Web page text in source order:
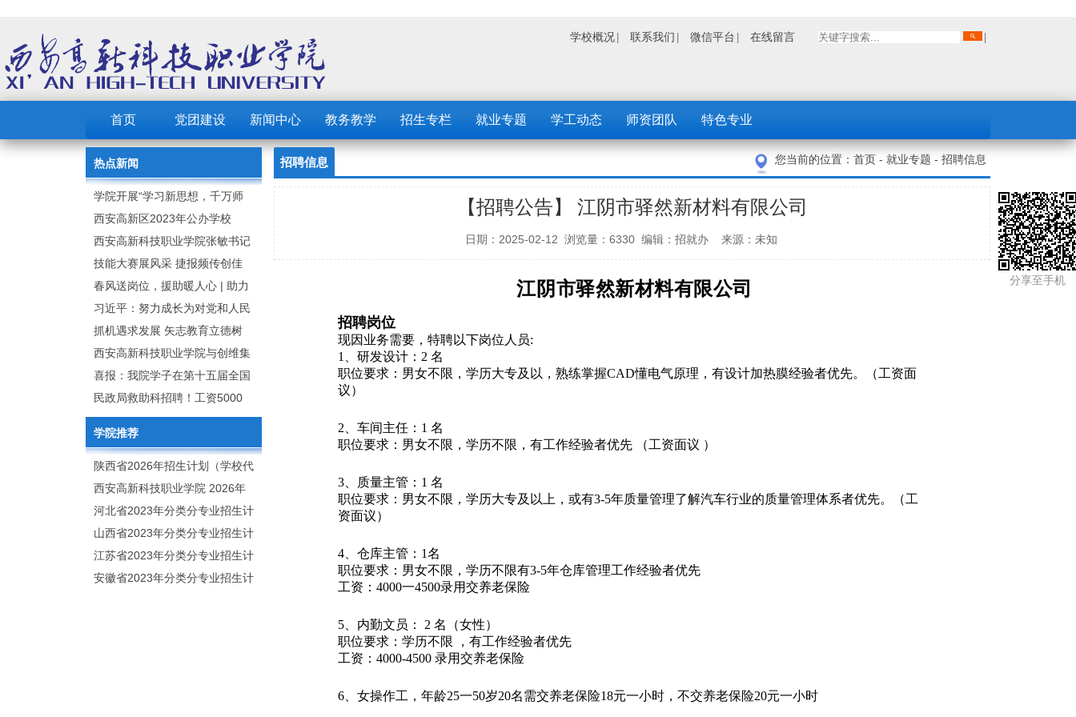
学校概况 联系我们 微信平台 在线留言
首页 党团建设 新闻中心 教务教学 招生专栏 就业专题 学工动态 师资团队 特色专业
热点新闻
学院开展“学习新思想，千万师
生同上一堂课”活动
西安高新区2023年公办学校
（园） 公开招聘教职工公告
西安高新科技职业学院张敏书记
为全院师生党员上党课
技能大赛展风采 捷报频传创佳
绩：西安高新科技职业学院师生
在2023年陕西省职业技能大赛中
取佳绩
春风送岗位，援助暖人心 | 助力
毕业生求职就业
习近平：努力成长为对党和人民
忠诚可靠、堪当时代重任的栋梁
之才
抓机遇求发展 矢志教育立德树
人：西安高新科技职业学院召开
2020年年终总结暨表彰网络视频
会
西安高新科技职业学院与创维集
团举行校企合作签约仪式
喜报：我院学子在第十五届全国
大学生广告艺术大赛（大广
赛）、第十一届未来设计师.高校
数字艺术设计大赛（NCDA）国
赛中喜获佳绩
民政局救助科招聘！工资5000
元/月
学院推荐
陕西省2026年招生计划（学校代
码：8103）
西安高新科技职业学院 2026年
招生章程
河北省2023年分类分专业招生计
划（院校代号：1889）
山西省2023年分类分专业招生计
划（院校代号：5560）
江苏省2023年分类分专业招生计
划（院校代号：8931）
安徽省2023年分类分专业招生计
招聘信息 您当前的位置： 首页 - 就业专题 - 招聘信息
分享至手机
【招聘公告】 江阴市驿然新材料有限公司
日期：2025-02-12 浏览量：6330 编辑：招就办 来源：未知
江阴市驿然新材料有限公司
招聘岗位
现因业务需要，特聘以下岗位人员:
1、研发设计：2 名
职位要求：男女不限，学历大专及以，熟练掌握CAD懂电气原理，有设计加热膜经验者优先。（工资面
议）
2、车间主任：1 名
职位要求：男女不限，学历不限，有工作经验者优先 （工资面议 ）
3、质量主管：1 名
职位要求：男女不限，学历大专及以上，或有3-5年质量管理了解汽车行业的质量管理体系者优先。（工
资面议）
4、仓库主管：1名
职位要求：男女不限，学历不限有3-5年仓库管理工作经验者优先
工资：4000一4500录用交养老保险
5、内勤文员： 2 名（女性）
职位要求：学历不限 ，有工作经验者优先
工资：4000-4500 录用交养老保险
6、女操作工，年龄25一50岁20名需交养老保险18元一小时，不交养老保险20元一小时